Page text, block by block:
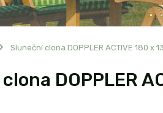
Sluneční clona DOPPLER ACTIVE 180 x
DOPPLER